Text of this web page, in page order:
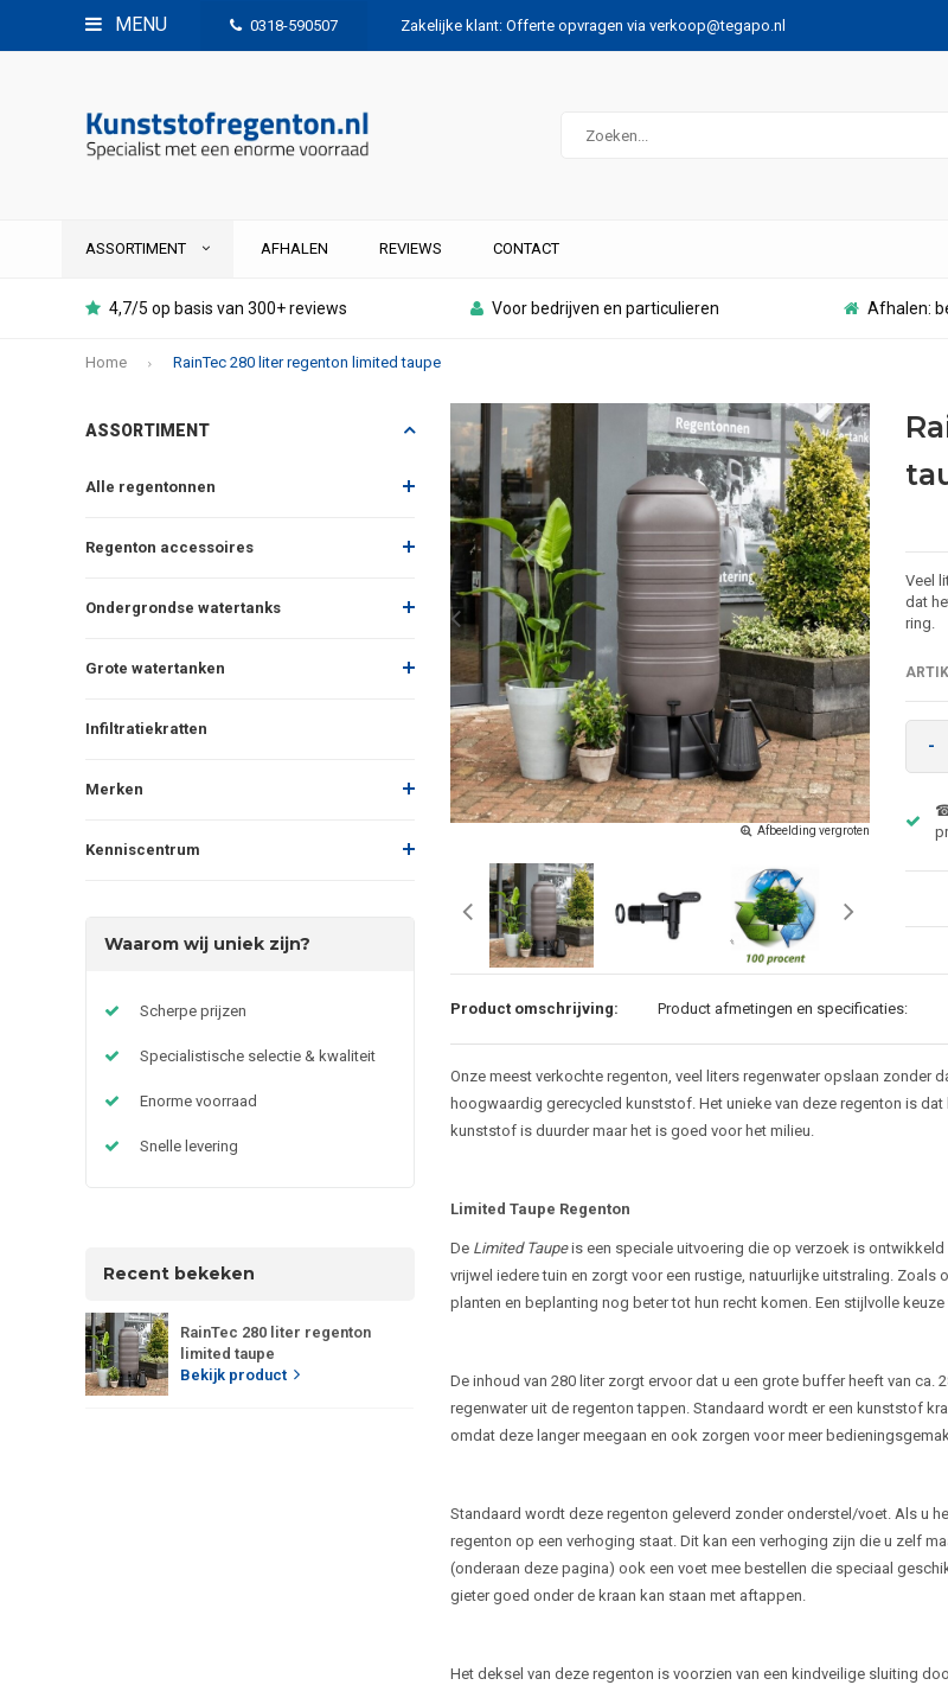
MENU 0318-590507 Zakelijke klant: Offerte opvragen via verkoop@tegapo.nl
ASSORTIMENT AFHALEN REVIEWS CONTACT
4,7/5 op basis van 300+ reviews Voor bedrijven en particulieren Afhalen:
Home RainTec 280 liter regenton limited taupe
ASSORTIMENT
Alle regentonnen
Regenton accessoires
Ondergrondse watertanks
Grote watertanken
Infiltratiekratten
Merken
Kenniscentrum
Waarom wij uniek zijn?
Scherpe prijzen
Specialistische selectie & kwaliteit
Enorme voorraad
Snelle levering
Recent bekeken
RainTec 280 liter regenton
limited taupe
Bekijk product
Afbeelding vergroten
Veel
dat
ring.
-
☎
Product omschrijving: Product afmetingen en specificaties:
Onze meest verkochte regenton, veel liters regenwater opslaan zonder
hoogwaardig gerecycled kunststof. Het unieke van deze regenton is
kunststof is duurder maar het is goed voor het milieu.
Limited Taupe Regenton
De Limited Taupeis een speciale uitvoering die op verzoek is
vrijwel iedere tuin en zorgt voor een rustige, natuurlijke uitstraling.
planten en beplanting nog beter tot hun recht komen. Een stijlvolle
De inhoud van 280 liter zorgt ervoor dat u een grote buffer heeft van ca.
regenwater uit de regenton tappen. Standaard wordt er een kunststof
omdat deze langer meegaan en ook zorgen voor meer
Standaard wordt deze regenton geleverd zonder onderstel/voet. Als u
regenton op een verhoging staat. Dit kan een verhoging zijn die u zelf
(onderaan deze pagina) ook een voet mee bestellen die speciaal
gieter goed onder de kraan kan staan met aftappen.
Het deksel van deze regenton is voorzien van een kindveilige sluiting